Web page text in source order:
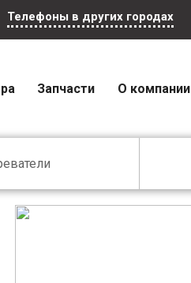
Телефоны в других городах
Запчасти О компании